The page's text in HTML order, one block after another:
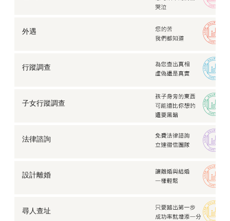
外遇
行蹤調查
子女行蹤調查
法律諮詢
設計離婚
尋人查址